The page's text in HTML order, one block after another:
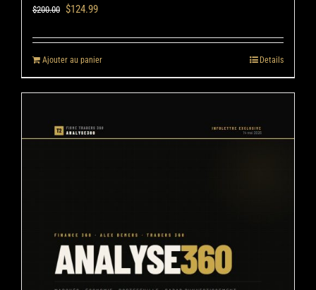
$200.00 $124.99
Ajouter au panier Details